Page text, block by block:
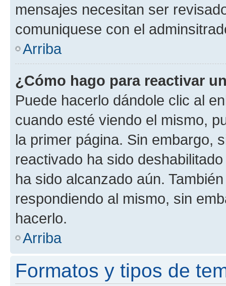
mensajes necesitan ser
comuniquese con el
Arriba
¿Cómo hago para reactivar
Puede hacerlo dándole clic al
cuando esté viendo el mismo,
la primer página. Sin embargo,
reactivado ha sido
ha sido alcanzado aún.
respondiendo al mismo, sin
hacerlo.
Arriba
Formatos y tipos de